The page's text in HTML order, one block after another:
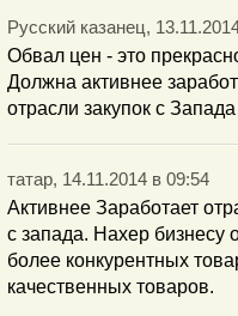
Русский казанец,
Обвал цен - это
Должна активнее
отрасли закупок с Запада
татар, 14.11.2014 в 09:54
Активнее Заработает
с запада. Нахер бизнесу
более конкурентных
качественных товаров.